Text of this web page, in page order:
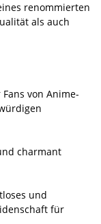
renommierten
als auch
von Anime-
charmant
und
für